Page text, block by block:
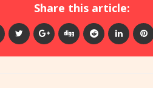
Share this article: